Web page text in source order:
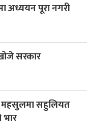
अध्ययन पूरा नगरी
सरकार
महसुलमा सहुलियत
भार